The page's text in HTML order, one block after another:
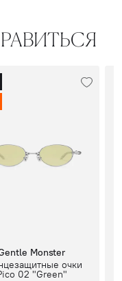
Monster
очки
02 "Green"